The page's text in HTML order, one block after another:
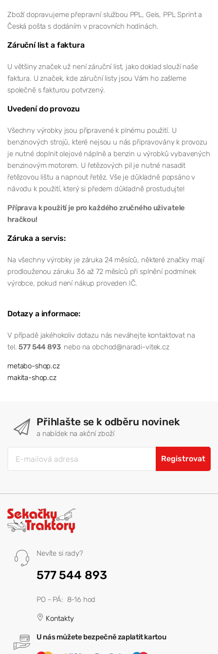
Zboží dopravujeme přepravní službou PPL, Geis, PPL Sprint a
Česká pošta s dodáním v pracovních hodinách.
Záruční list a faktura
U většiny značek už není záruční list, jako doklad slouží naše
faktura. U značek, kde záruční listy jsou Vám ho zašleme
společně s fakturou potvrzený.
Uvedení do provozu
Všechny výrobky jsou připravené k plnému použití. U
benzinových strojů, které nejsou u nás připravovány k provozu
je nutné doplnit olejové náplně a benzin u výrobků vybavených
benzinovým motorem. U řetězových pil je nutné nasadit
řetězovou lištu a napnout řetěz. Vše je důkladně popsáno v
návodu k použití, který si předem důkladně prostudujte!
Příprava k použití je pro každého zručného uživatele
hračkou!
Záruka a servis:
Na všechny výrobky je záruka 24 měsíců, některé značky mají
prodlouženou záruku 36 až 72 měsíců při splnění podmínek
výrobce, pokud není nákup proveden IČ.
Dotazy a informace:
V případě jakéhokoliv dotazu nás neváhejte kontaktovat na
tel.577 544 893 nebo na obchod@naradi-vitek.cz
metabo-shop.cz
makita-shop.cz
Přihlašte se k odběru novinek
a nabídek na akční zboží
Registrovat
Nevíte si rady?
577 544 893
PO - PÁ: 8-16 hod
Kontakty
U nás můžete bezpečně zaplatit kartou